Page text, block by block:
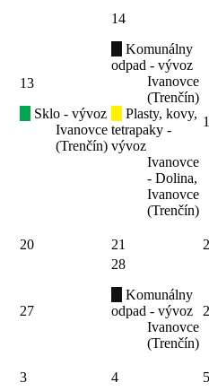
13
Sklo - vývoz
Ivanovce
(Trenčín)
14
Komunálny
odpad - vývoz
Ivanovce
(Trenčín)
Plasty, kovy,
tetrapaky -
vývoz
Ivanovce
- Dolina,
Ivanovce
(Trenčín)
20 21
27
28
Komunálny
odpad - vývoz
Ivanovce
(Trenčín)
3 4
5